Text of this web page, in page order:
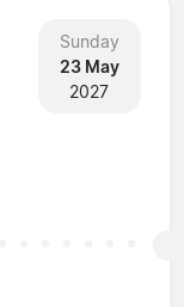
Sunday
23 May
2027